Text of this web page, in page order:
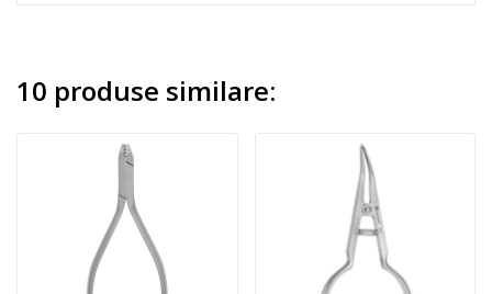
10 produse similare: